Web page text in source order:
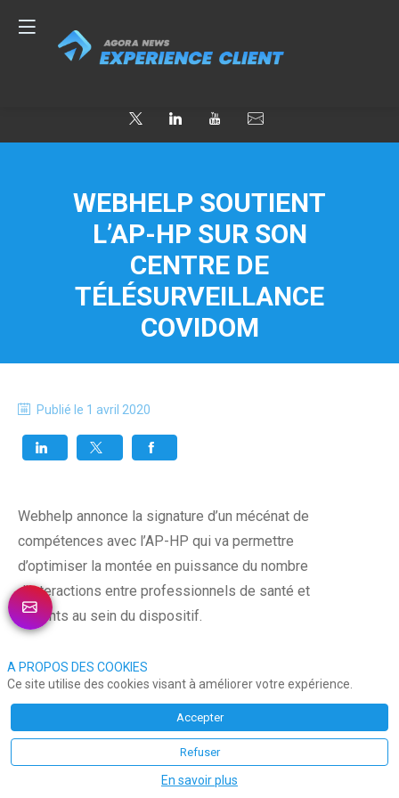
WEBHELP SOUTIENT
L’AP-HP SUR SON
CENTRE DE
TÉLÉSURVEILLANCE
COVIDOM
Publié le 1 avril 2020
Webhelp annonce la signature d’un mécénat de
compétences avec l’AP-HP qui va permettre
d’optimiser la montée en puissance du nombre
d’interactions entre professionnels de santé et
patients au sein du dispositif.
Assurer le suivi à distance des patients
Via sa filiale Webhelp Medica, le groupe met à
disposition ses équipes et son expertise pour aider
l’AP-HP dans la gestion et la structuration de son
système de télésurveillance COviDOM, une
A PROPOS DES COOKIES
Ce site utilise des cookies visant à améliorer votre expérience.
Accepter
Refuser
En savoir plus